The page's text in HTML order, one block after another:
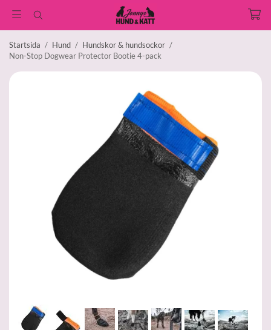
Startsida / Hund / Hundskor & hundsockor /
Non-Stop Dogwear Protector Bootie 4-pack